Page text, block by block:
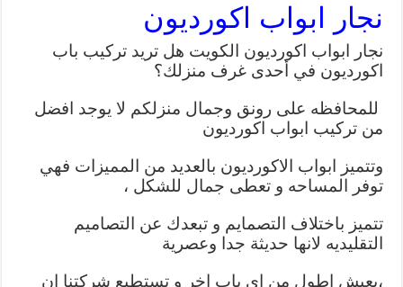
نجار ابواب اكورديون
نجار ابواب اكورديون الكويت هل تريد تركيب باب
اكورديون في أحدى غرف منزلك؟
للمحافظه على رونق وجمال منزلكم لا يوجد افضل
من تركيب ابواب اكورديون
وتتميز ابواب الاكورديون بالعديد من المميزات فهي
توفر المساحه و تعطى جمال للشكل ،
تتميز باختلاف التصمايم و تبعدك عن التصاميم
التقليديه لانها حديثة جدا وعصرية
،يعيش اطول من اى باب اخر و تستطيع شركتنا ان